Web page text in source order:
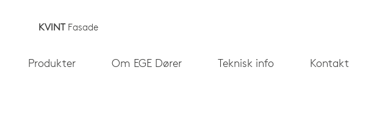
KVINTFasade
Produkter Om EGE Dører Teknisk info Kontakt